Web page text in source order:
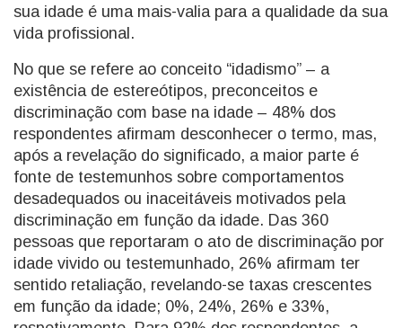
sua idade é uma mais-valia para a qualidade da sua
vida profissional.
No que se refere ao conceito “idadismo” – a
existência de estereótipos, preconceitos e
discriminação com base na idade – 48% dos
respondentes afirmam desconhecer o termo, mas,
após a revelação do significado, a maior parte é
fonte de testemunhos sobre comportamentos
desadequados ou inaceitáveis motivados pela
discriminação em função da idade. Das 360
pessoas que reportaram o ato de discriminação por
idade vivido ou testemunhado, 26% afirmam ter
sentido retaliação, revelando-se taxas crescentes
em função da idade; 0%, 24%, 26% e 33%,